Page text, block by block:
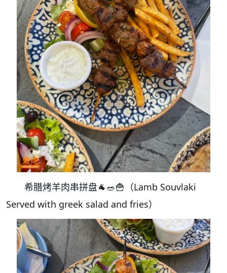
希腊烤羊肉串拼盘🐐🥗🍟（Lamb Souvlaki
Served with greek salad and fries）